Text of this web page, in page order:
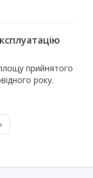
площу прийнятого
року.